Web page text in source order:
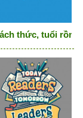
thức, tuổi